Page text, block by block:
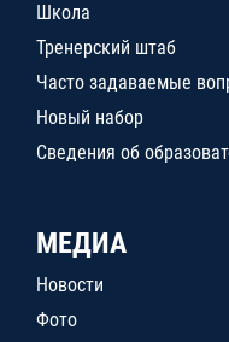
Школа
Тренерский штаб
Часто задаваемые
Новый набор
Сведения об
МЕДИА
Новости
Фото